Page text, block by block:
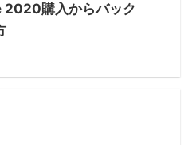
購入からバック